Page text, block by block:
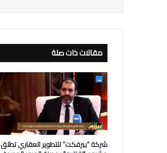
مقالات ذات صلة
شركة “بيرفكت” للتطوير العقاري تطلق